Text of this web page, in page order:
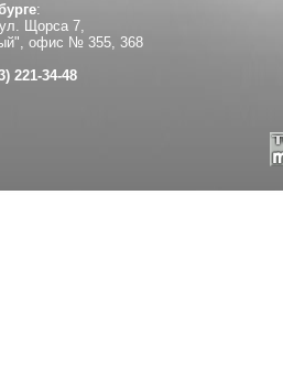
:
ул. Щорса 7,
офис № 355, 368
221-34-48